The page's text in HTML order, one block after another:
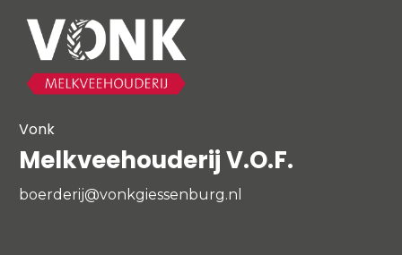
Vonk
Melkveehouderij V.O.F.
boerderij@vonkgiessenburg.nl